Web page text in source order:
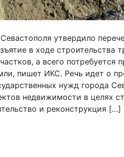
утвердило
в ходе строительства
а всего потребуется
пишет ИКС. Речь идет о
нужд города
недвижимости в целях
и реконструкция […]